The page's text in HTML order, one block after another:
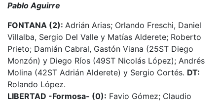
Pablo Aguirre
FONTANA (2): Adrián Arias; Orlando Freschi, Daniel
Villalba, Sergio Del Valle y Matías Alderete; Roberto
Prieto; Damián Cabral, Gastón Viana (25ST Diego
Monzón) y Diego Ríos (49ST Nicolás López); Andrés
Molina (42ST Adrián Alderete) y Sergio Cortés. DT:
Rolando López.
LIBERTAD -Formosa- (0): Favio Gómez; Claudio